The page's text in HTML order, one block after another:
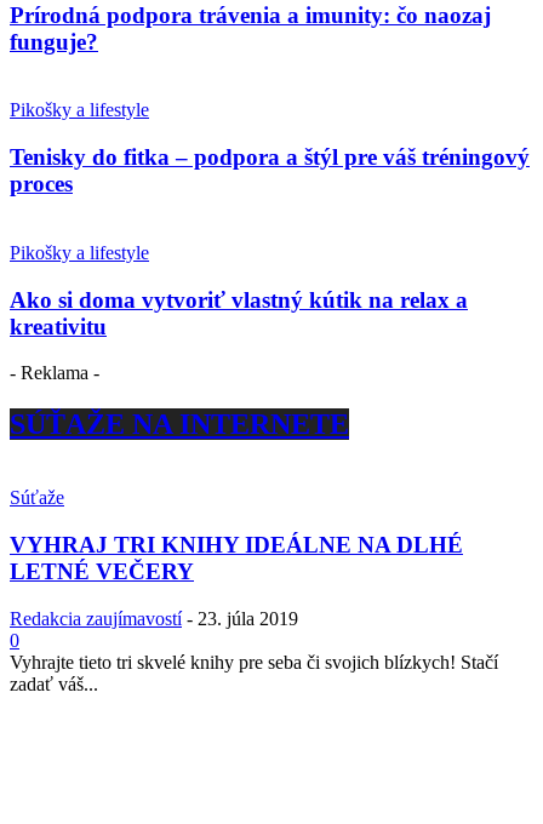
Prírodná podpora trávenia a imunity: čo naozaj
funguje?
Pikošky a lifestyle
Tenisky do fitka – podpora a štýl pre váš tréningový
proces
Pikošky a lifestyle
Ako si doma vytvoriť vlastný kútik na relax a
kreativitu
- Reklama -
SÚŤAŽE NA INTERNETE
Súťaže
VYHRAJ TRI KNIHY IDEÁLNE NA DLHÉ
LETNÉ VEČERY
Redakcia zaujímavostí - 23. júla 2019
0
Vyhrajte tieto tri skvelé knihy pre seba či svojich blízkych! Stačí
zadať váš...